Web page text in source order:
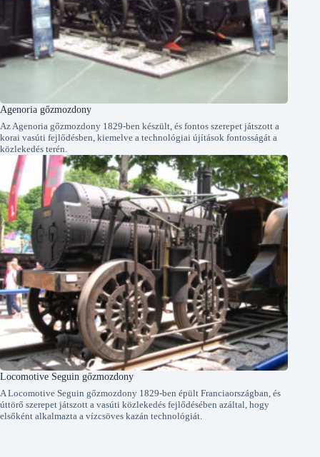
Agenoria gőzmozdony
Az Agenoria gőzmozdony 1829-ben készült, és fontos szerepet játszott a
korai vasúti fejlődésben, kiemelve a technológiai újítások fontosságát a
közlekedés terén.
Locomotive Seguin gőzmozdony
A Locomotive Seguin gőzmozdony 1829-ben épült Franciaországban, és
úttörő szerepet játszott a vasúti közlekedés fejlődésében azáltal, hogy
elsőként alkalmazta a vízcsöves kazán technológiát.